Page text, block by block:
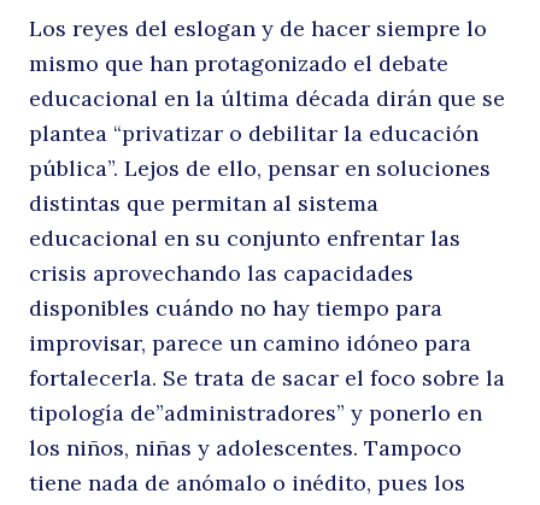
Los reyes del eslogan y de hacer siempre lo
mismo que han protagonizado el debate
educacional en la última década dirán que se
plantea “privatizar o debilitar la educación
pública”. Lejos de ello, pensar en soluciones
distintas que permitan al sistema
educacional en su conjunto enfrentar las
crisis aprovechando las capacidades
disponibles cuándo no hay tiempo para
improvisar, parece un camino idóneo para
fortalecerla. Se trata de sacar el foco sobre la
tipología de”administradores” y ponerlo en
los niños, niñas y adolescentes. Tampoco
tiene nada de anómalo o inédito, pues los